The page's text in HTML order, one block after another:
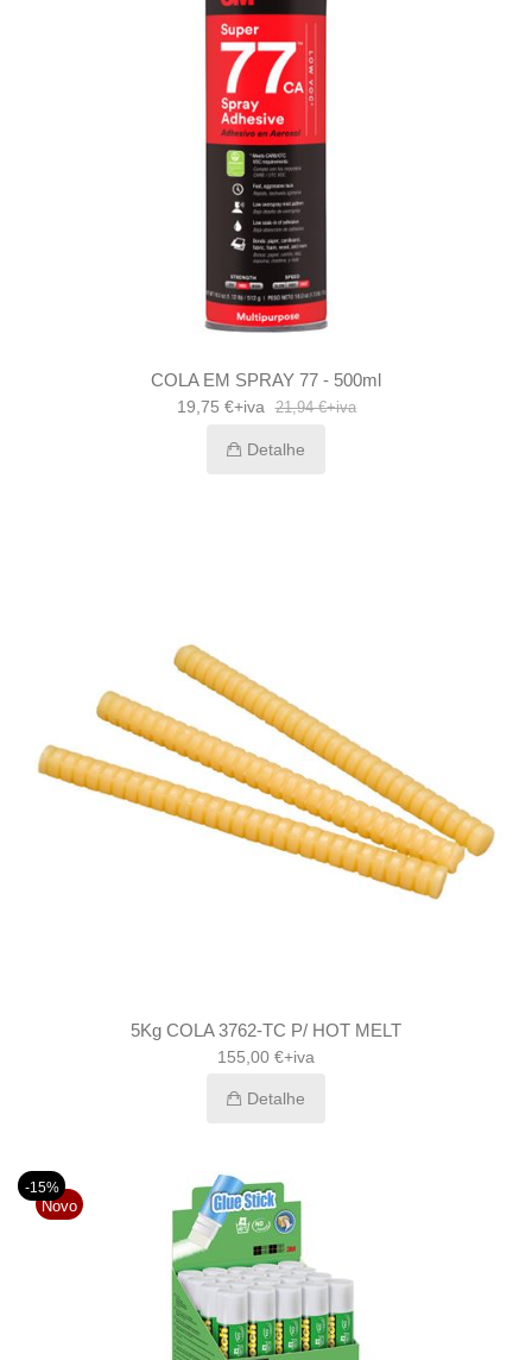
COLA EM SPRAY 77 - 500ml
19,75 €+iva 21,94 €+iva
Detalhe
5Kg COLA 3762-TC P/ HOT MELT
155,00 €+iva
Detalhe
Novo
-15%